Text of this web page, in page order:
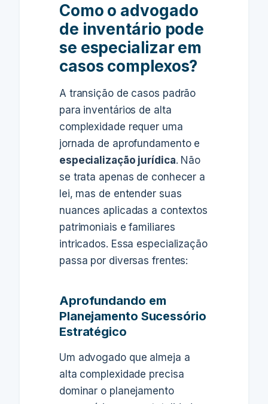
Como o advogado
de inventário pode
se especializar em
casos complexos?
A transição de casos padrão
para inventários de alta
complexidade requer uma
jornada de aprofundamento e
especialização jurídica. Não
se trata apenas de conhecer a
lei, mas de entender suas
nuances aplicadas a contextos
patrimoniais e familiares
intricados. Essa especialização
passa por diversas frentes:
Aprofundando em
Planejamento Sucessório
Estratégico
Um advogado que almeja a
alta complexidade precisa
dominar o planejamento